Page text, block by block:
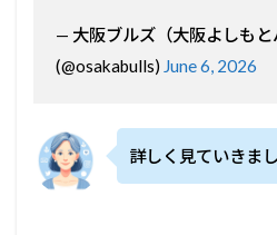
— 大阪ブルズ（大阪よしもと
(@osakabulls) June 6, 2026
詳しく見ていきま